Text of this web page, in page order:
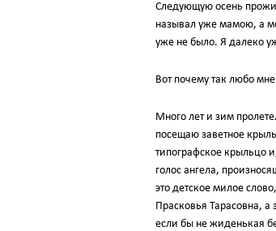
Следующую осень
называл уже мамою, а
уже не было. Я далеко
Вот почему так любо
Много лет и зим
посещаю заветное
типографское крыльцо
голос ангела,
это детское милое
Прасковья Тарасовна,
если бы не жиденькая